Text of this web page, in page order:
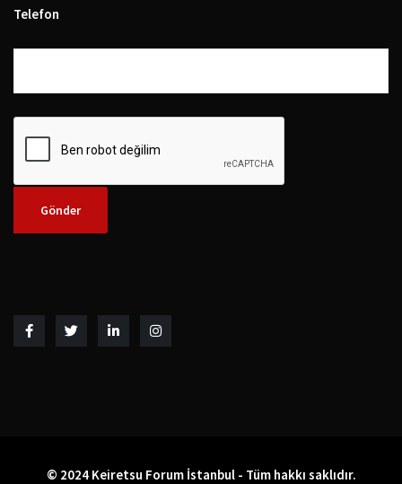
Telefon
© 2024 Keiretsu Forum İstanbul - Tüm hakkı saklıdır.